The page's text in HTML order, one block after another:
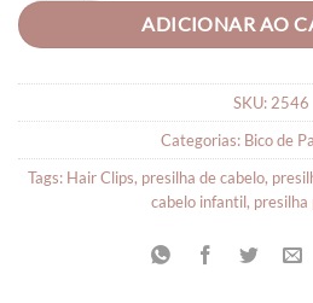
ADICIONAR AO
SKU: 2546
Categorias: Bico de
Tags: Hair Clips, presilha de cabelo,
cabelo infantil, presilha